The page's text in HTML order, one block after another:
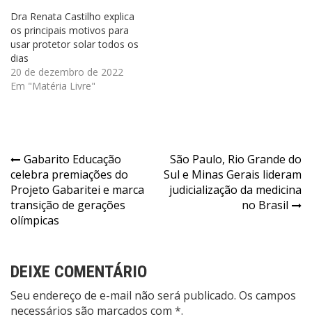
Dra Renata Castilho explica
os principais motivos para
usar protetor solar todos os
dias
20 de dezembro de 2022
Em "Matéria Livre"
Navegação
de
Post
Gabarito Educação
celebra premiações do
Projeto Gabaritei e marca
transição de gerações
olímpicas
São Paulo, Rio Grande do
Sul e Minas Gerais lideram
judicialização da medicina
no Brasil
DEIXE COMENTÁRIO
Seu endereço de e-mail não será publicado. Os campos
necessários são marcados com *.